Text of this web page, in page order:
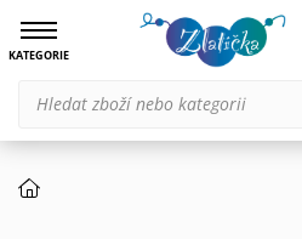
KATEGORIE